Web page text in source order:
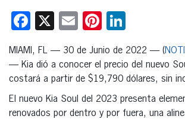
Facebook
X EmailPinterest
MIAMI, FL — 30 de Junio de 2022 — (
— Kia dió a conocer el precio del nuevo
costará a partir de $19,790 dólares, sin
El nuevo Kia Soul del 2023 presenta
renovados por dentro y por fuera, una